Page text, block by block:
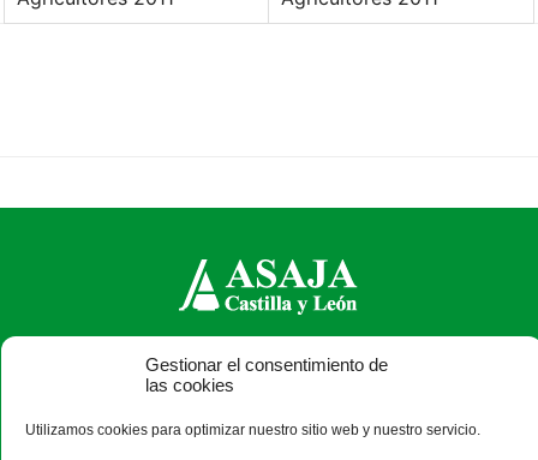
Gestionar el consentimiento de
las cookies
Utilizamos cookies para optimizar nuestro sitio web y nuestro servicio.
ASAJA Castilla y León - Jóvenes Agricultores
Calle Monasterio de Santa Isabel, nº 6 (bajo). CP 47015
info@asajacyl.com